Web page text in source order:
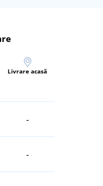
Livrare acasă
-
-